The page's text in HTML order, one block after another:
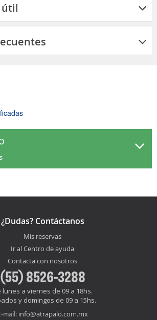
útil
¿Dudas? Contáctanos
Mis reservas
Ir al Centro de ayuda
Contacta con nosotros
(55) 8526-3288
lunes a viernes de 09 a 18hs.
y domingos de 09 a 15hs.
mail: info@atrapalo.com.mx